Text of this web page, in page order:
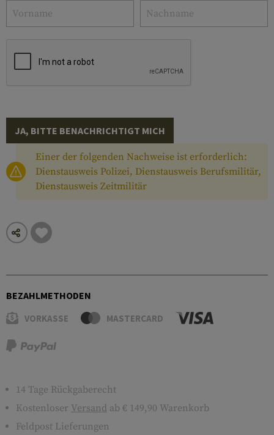
JA, BITTE BENACHRICHTIGT MICH
Einer der folgenden Nachweise ist erforderlich:
Dienstausweis Polizei, Dienstausweis Berufsmilitär,
Dienstausweis Zeitmilitär
BEZAHLMETHODEN
VORKASSE MASTERCARD
14 Tage Rückgaberecht
Kostenloser Versand ab € 149,90 Warenkorb
Feldpost Lieferungen